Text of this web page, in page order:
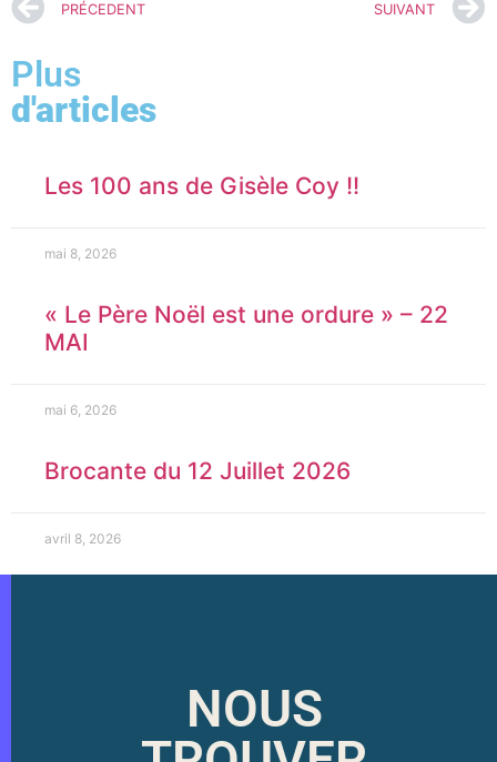
PRÉCEDENT SUIVANT
Plus
d'articles
Les 100 ans de Gisèle Coy !!
mai 8, 2026
« Le Père Noël est une ordure » – 22
MAI
mai 6, 2026
Brocante du 12 Juillet 2026
avril 8, 2026
NOUS